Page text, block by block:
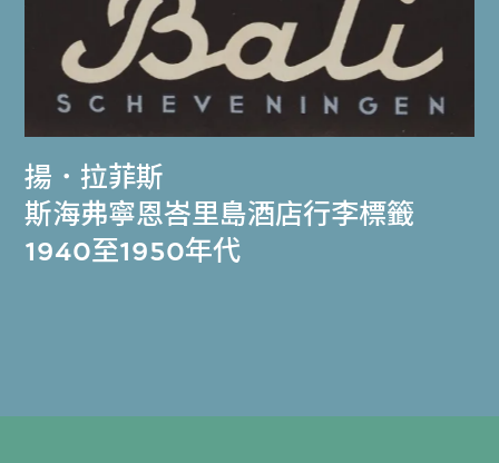
揚．拉菲斯
斯海弗寧恩峇里島酒店行李標籤
1940至1950年代